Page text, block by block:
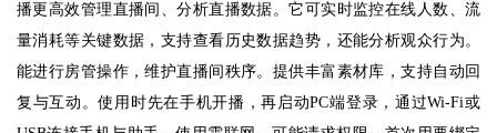
播更高效管理直播间、分析直播数据。它可实时监控在线人数、流
量消耗等关键数据，支持查看历史数据趋势，还能分析观众行为。
能进行房管操作，维护直播间秩序。提供丰富素材库，支持自动回
复与互动。使用时先在手机开播，再启动PC端登录，通过Wi-Fi或